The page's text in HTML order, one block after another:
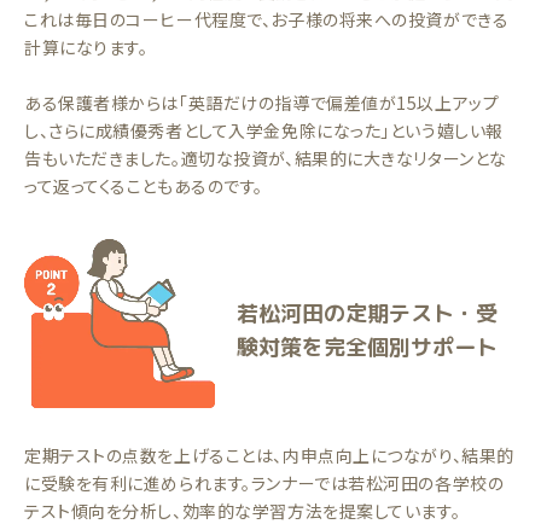
これは毎日のコーヒー代程度で、お子様の将来への投資ができる
計算になります。
ある保護者様からは「英語だけの指導で偏差値が15以上アップ
し、さらに成績優秀者として入学金免除になった」という嬉しい報
告もいただきました。適切な投資が、結果的に大きなリターンとな
って返ってくることもあるのです。
若松河田の定期テスト・受
験対策を完全個別サポート
定期テストの点数を上げることは、内申点向上につながり、結果的
に受験を有利に進められます。ランナーでは若松河田の各学校の
テスト傾向を分析し、効率的な学習方法を提案しています。